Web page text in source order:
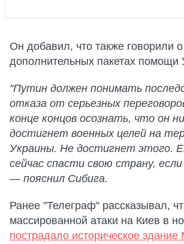
Он добавил, что также говорили о
дополнительных пакетах помощи
"Путин должен понимать
отказа от серьезных
конце концов осознать, что он
достигнет военных целей на
Украины. Не достигнет этого.
сейчас спасти свою страну,
— пояснил Сибига.
Ранее "Телеграф" рассказывал,
массированной атаки на Киев в
пострадало историческое